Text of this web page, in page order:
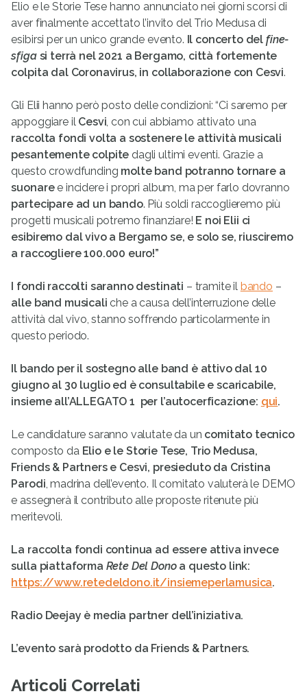
Elio e le Storie Tese hanno annunciato nei giorni scorsi di
aver finalmente accettato l’invito del Trio Medusa di
esibirsi per un unico grande evento. Il concerto delfine-
sfigasi terrà nel 2021 a Bergamo, città fortemente
colpita dal Coronavirus, in collaborazione con Cesvi.
Gli Elii hanno però posto delle condizioni: “Ci saremo per
appoggiare il Cesvi, con cui abbiamo attivato una
raccolta fondi volta a sostenere le attività musicali
pesantemente colpite dagli ultimi eventi. Grazie a
questo crowdfunding molte band potranno tornare a
suonaree incidere i propri album, ma per farlo dovranno
partecipare ad un bando. Più soldi raccoglieremo più
progetti musicali potremo finanziare! E noi Elii ci
esibiremo dal vivo a Bergamo se, e solo se, riusciremo
a raccogliere 100.000 euro!”
I fondi raccolti saranno destinati – tramite il bando –
alle band musicali che a causa dell’interruzione delle
attività dal vivo, stanno soffrendo particolarmente in
questo periodo.
Il bando per il sostegno alle band è attivo dal 10
giugno al 30 luglio ed è consultabile e scaricabile,
insieme all’ALLEGATO 1 per l’autocerficazione: qui.
Le candidature saranno valutate da un comitato tecnico
composto da Elio e le Storie Tese, Trio Medusa,
Friends & Partners e Cesvi, presieduto da Cristina
Parodi, madrina dell’evento. Il comitato valuterà le DEMO
e assegnerà il contributo alle proposte ritenute più
meritevoli.
La raccolta fondi continua ad essere attiva invece
sulla piattaforma Rete Del Donoa questo link:
https://www.retedeldono.it/insiemeperlamusica.
Radio Deejay è media partner dell’iniziativa.
L’evento sarà prodotto da Friends & Partners.
Articoli Correlati